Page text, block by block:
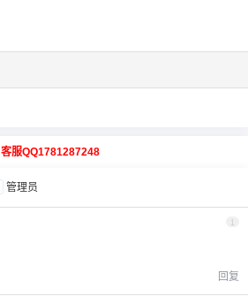
客服QQ1781287248
管理员
回复